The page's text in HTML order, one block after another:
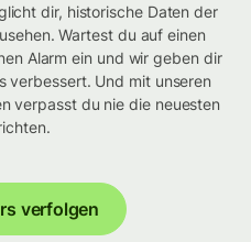
dir, historische Daten der
Wartest du auf einen
Alarm ein und wir geben dir
verbessert. Und mit unseren
verpasst du nie die neuesten
verfolgen